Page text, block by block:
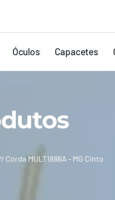
Óculos Capacetes
Corda MULT1886A - MG Cinto